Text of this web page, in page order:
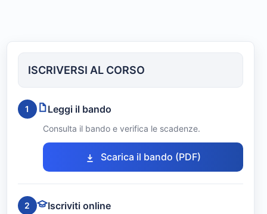
ISCRIVERSI AL CORSO
1 Leggi il bando
Consulta il bando e verifica le scadenze.
Scarica il bando (PDF)
2 Iscriviti online